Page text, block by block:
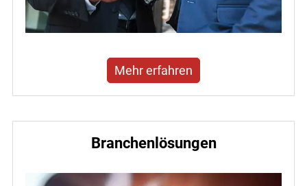
Mehr erfahren
Branchenlösungen